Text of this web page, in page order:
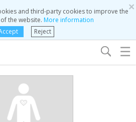
×
and third-party cookies to improve the
the website. More information
Reject
☰